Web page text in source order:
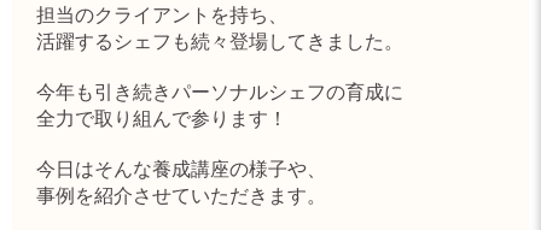
担当のクライアントを持ち、
活躍するシェフも続々登場してきました。
今年も引き続きパーソナルシェフの育成に
全力で取り組んで参ります！
今日はそんな養成講座の様子や、
事例を紹介させていただきます。